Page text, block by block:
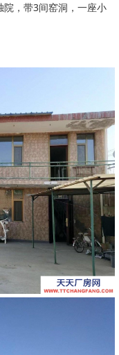
，带3间窑洞，一座小